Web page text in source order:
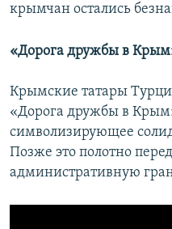
крымчан остались
«Дорога дружбы в
Крымские татары
«Дорога дружбы в
символизирующее
Позже это полотно
административную